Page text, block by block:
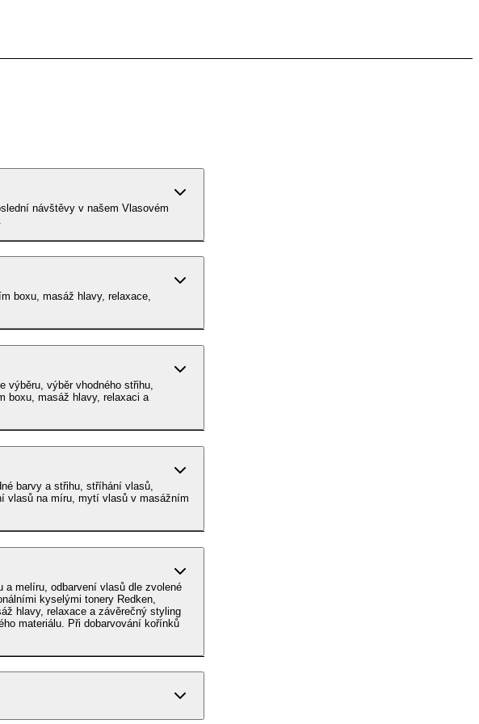
návštěvy v našem Vlasovém
boxu, masáž hlavy, relaxace,
výběru, výběr vhodného střihu,
boxu, masáž hlavy, relaxaci a
barvy a střihu, stříhání vlasů,
vlasů na míru, mytí vlasů v masážním
a melíru, odbarvení vlasů dle zvolené
kyselými tonery Redken,
hlavy, relaxace a závěrečný styling
materiálu. Při dobarvování kořínků